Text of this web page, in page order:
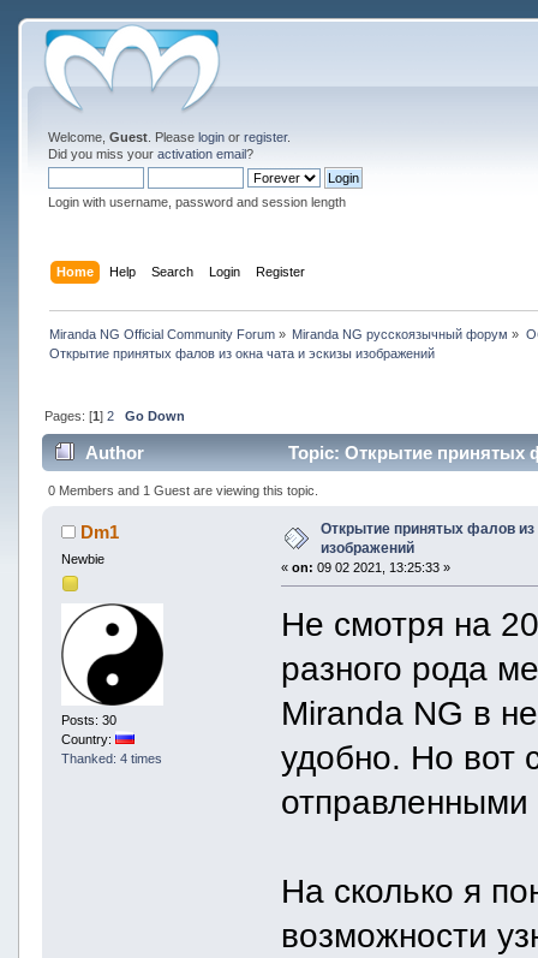
Welcome, Guest. Please loginor register.
Did you miss your activation email?
Login with username, password and session length
Home Help Search Login Register
Miranda NG Official Community Forum» Miranda NG русскоязычный форум »
Открытие принятых фалов из окна чата и эскизы изображений
Pages: [1] 2 Go Down
Author Topic: Открытие принятых
0 Members and 1 Guest are viewing this topic.
Dm1
Newbie
Posts: 30
Country:
Thanked: 4 times
Открытие принятых фалов из
изображений
«on: 09 02 2021, 13:25:33 »
Не смотря на
разного рода
Miranda NG в
удобно. Но вот
На сколько я
возможности